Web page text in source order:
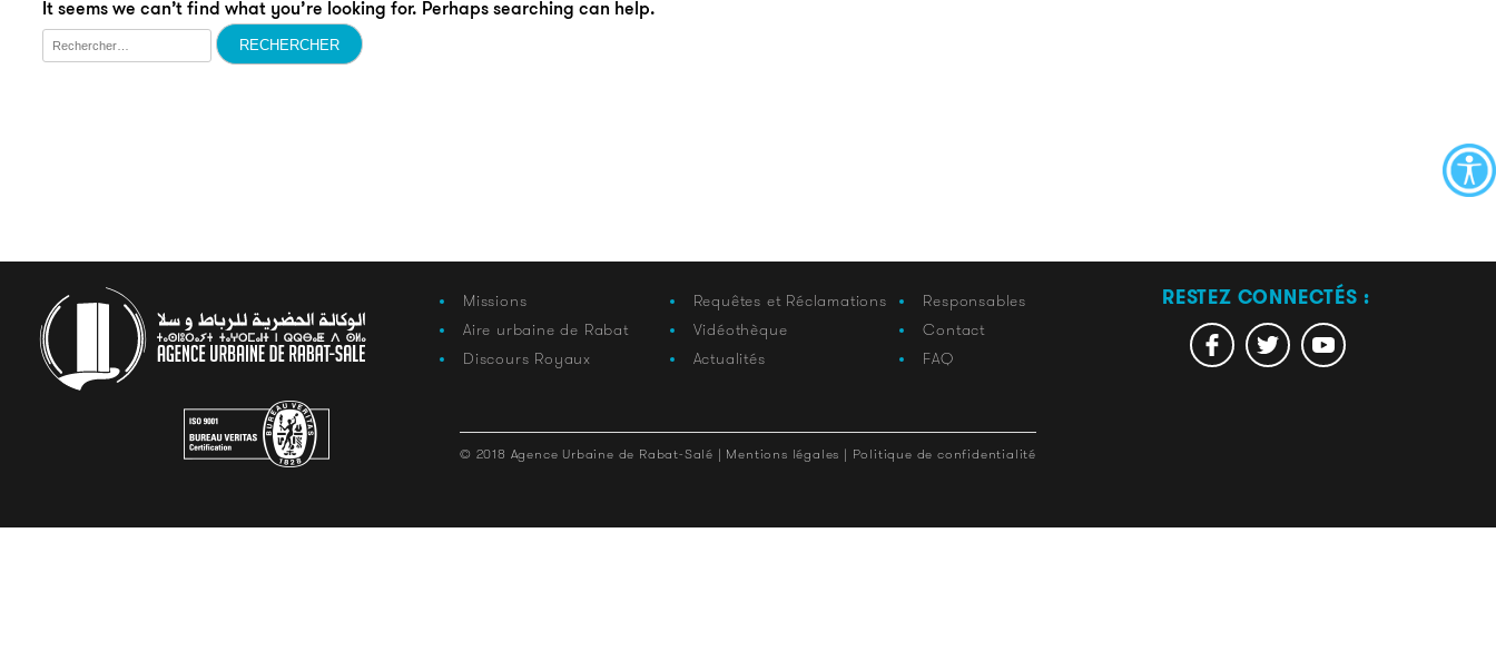
It seems we can’t find what you’re looking for. Perhaps searching can help.
Rechercher :
Missions
Aire urbaine de Rabat
Discours Royaux
Requêtes et Réclamations
Vidéothèque
Actualités
Responsables
Contact
FAQ
RESTEZ CONNECTÉS :
© 2018 Agence Urbaine de Rabat-Salé | Mentions légales | Politique de confidentialité